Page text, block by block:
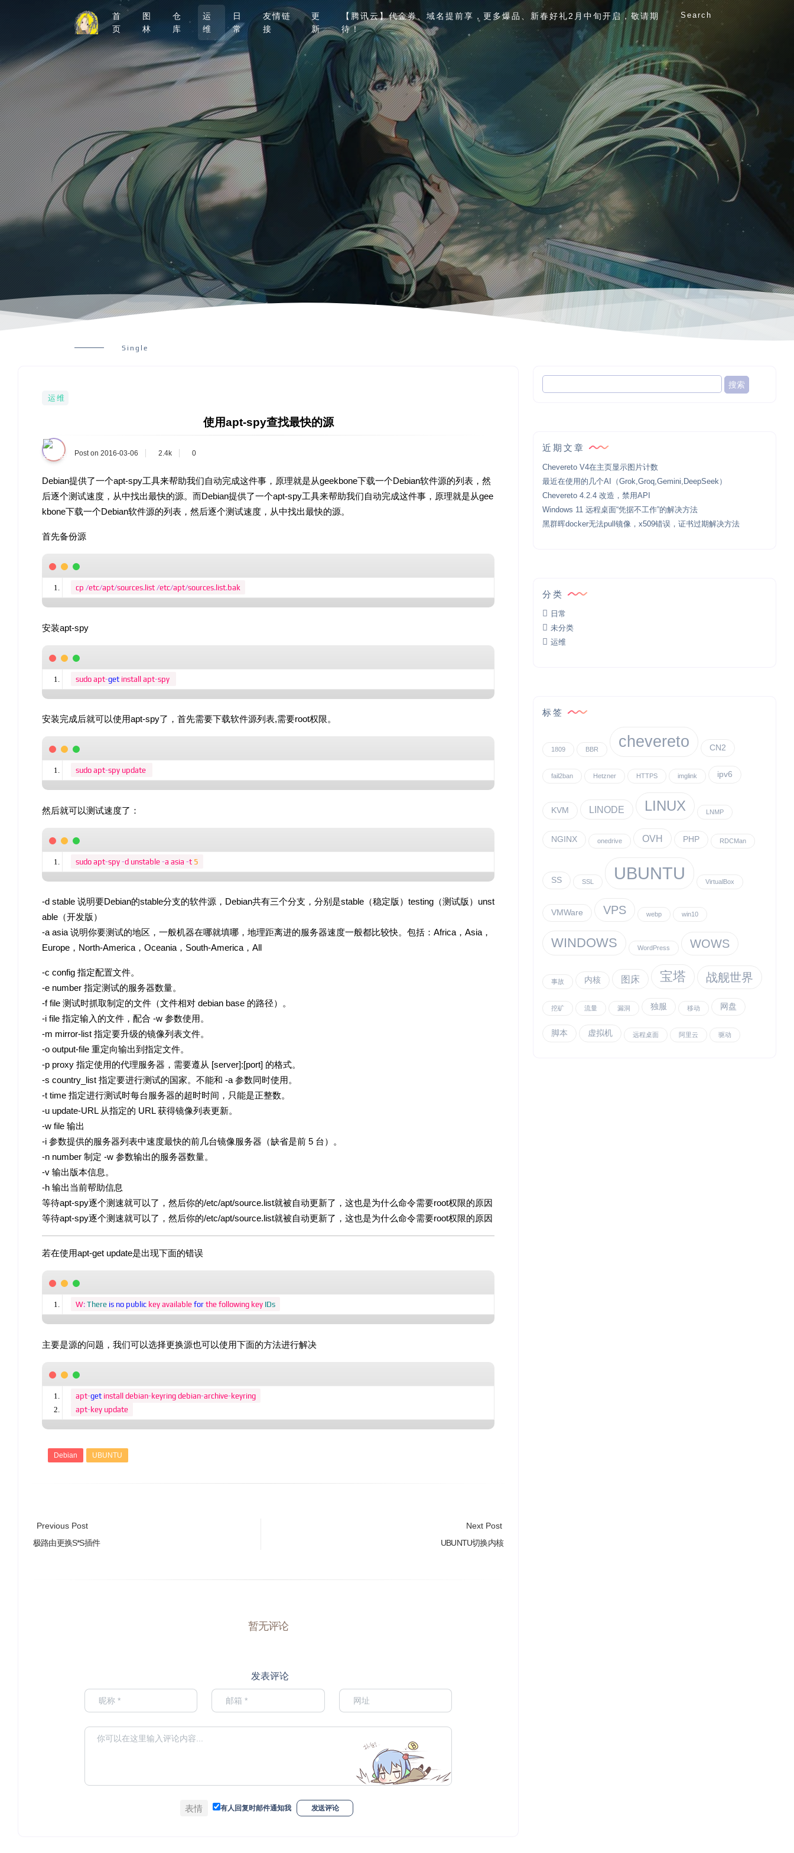
首
页
图
林
仓
库
运
维
日
常
友情链
接
更
新
【腾讯云】代金券、域名提前享，更多爆品、新春好礼2月中旬开启，敬请期
待！
Search
Single
运维
使用apt-spy查找最快的源
Post on 2016-03-06 2.4k 0
Debian提供了一个apt-spy工具来帮助我们自动完成这件事，原理就是从geekbone下载一个Debian软件源的列表，然
后逐个测试速度，从中找出最快的源。而Debian提供了一个apt-spy工具来帮助我们自动完成这件事，原理就是从gee
kbone下载一个Debian软件源的列表，然后逐个测试速度，从中找出最快的源。
首先备份源
cp /etc/apt/sources.list /etc/apt/sources.list.bak
安装apt-spy
sudo apt-get install apt-spy
安装完成后就可以使用apt-spy了，首先需要下载软件源列表,需要root权限。
sudo apt-spy update
然后就可以测试速度了：
sudo apt-spy -d unstable -a asia -t 5
-d stable 说明要Debian的stable分支的软件源，Debian共有三个分支，分别是stable（稳定版）testing（测试版）unst
able（开发版）
-a asia 说明你要测试的地区，一般机器在哪就填哪，地理距离进的服务器速度一般都比较快。包括：Africa，Asia，
Europe，North-America，Oceania，South-America，All
-c config 指定配置文件。
-e number 指定测试的服务器数量。
-f file 测试时抓取制定的文件（文件相对 debian base 的路径）。
-i file 指定输入的文件，配合 -w 参数使用。
-m mirror-list 指定要升级的镜像列表文件。
-o output-file 重定向输出到指定文件。
-p proxy 指定使用的代理服务器，需要遵从 [server]:[port] 的格式。
-s country_list 指定要进行测试的国家。不能和 -a 参数同时使用。
-t time 指定进行测试时每台服务器的超时时间，只能是正整数。
-u update-URL 从指定的 URL 获得镜像列表更新。
-w file 输出
-i 参数提供的服务器列表中速度最快的前几台镜像服务器（缺省是前 5 台）。
-n number 制定 -w 参数输出的服务器数量。
-v 输出版本信息。
-h 输出当前帮助信息
等待apt-spy逐个测速就可以了，然后你的/etc/apt/source.list就被自动更新了，这也是为什么命令需要root权限的原因
等待apt-spy逐个测速就可以了，然后你的/etc/apt/source.list就被自动更新了，这也是为什么命令需要root权限的原因
若在使用apt-get update是出现下面的错误
W:There is no public key available for the following key IDs
主要是源的问题，我们可以选择更换源也可以使用下面的方法进行解决
apt-get install debian-keyring debian-archive-keyring
apt-key update
Debian UBUNTU
Previous Post
极路由更换S*S插件
Next Post
UBUNTU切换内核
暂无评论
发表评论
表情 有人回复时邮件通知我 发送评论
近期文章
Chevereto V4在主页显示图片计数
最近在使用的几个AI（Grok,Groq,Gemini,DeepSeek）
Chevereto 4.2.4 改造，禁用API
Windows 11 远程桌面“凭据不工作”的解决方法
黑群晖docker无法pull镜像，x509错误，证书过期解决方法
分类
日常
未分类
运维
标签
1809 BBR chevereto CN2
fail2ban Hetzner HTTPS imglink ipv6
KVM LINODE LINUX LNMP
NGINX onedrive OVH PHP RDCMan
SS SSL UBUNTU VirtualBox
VMWare VPS webp win10
WINDOWS WordPress WOWS
事故 内核 图床 宝塔 战舰世界
挖矿 流量 漏洞 独服 移动 网盘
脚本 虚拟机 远程桌面 阿里云 驱动